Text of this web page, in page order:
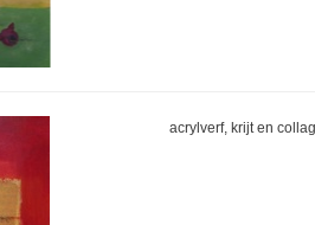
acrylverf, krijt en